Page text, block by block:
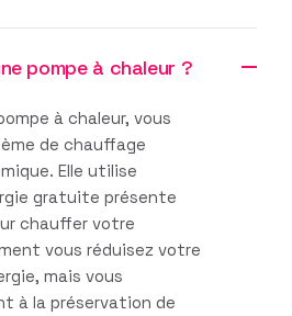
pompe à chaleur ?
à chaleur, vous
de chauffage
Elle utilise
gratuite présente
chauffer votre
vous réduisez votre
mais vous
à la préservation de